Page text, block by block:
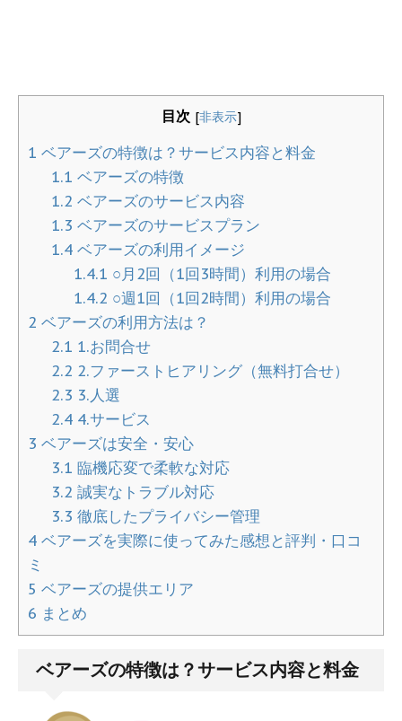
目次 [非表示]
1 ベアーズの特徴は？サービス内容と料金
1.1 ベアーズの特徴
1.2 ベアーズのサービス内容
1.3 ベアーズのサービスプラン
1.4ベアーズの利用イメージ
1.4.1 ○月2回（1回3時間）利用の場合
1.4.2 ○週1回（1回2時間）利用の場合
2 ベアーズの利用方法は？
2.1 1.お問合せ
2.2 2.ファーストヒアリング（無料打合せ）
2.3 3.人選
2.44.サービス
3 ベアーズは安全・安心
3.1 臨機応変で柔軟な対応
3.2 誠実なトラブル対応
3.3 徹底したプライバシー管理
4 ベアーズを実際に使ってみた感想と評判・口コ
ミ
5 ベアーズの提供エリア
6 まとめ
ベアーズの特徴は？サービス内容と料金